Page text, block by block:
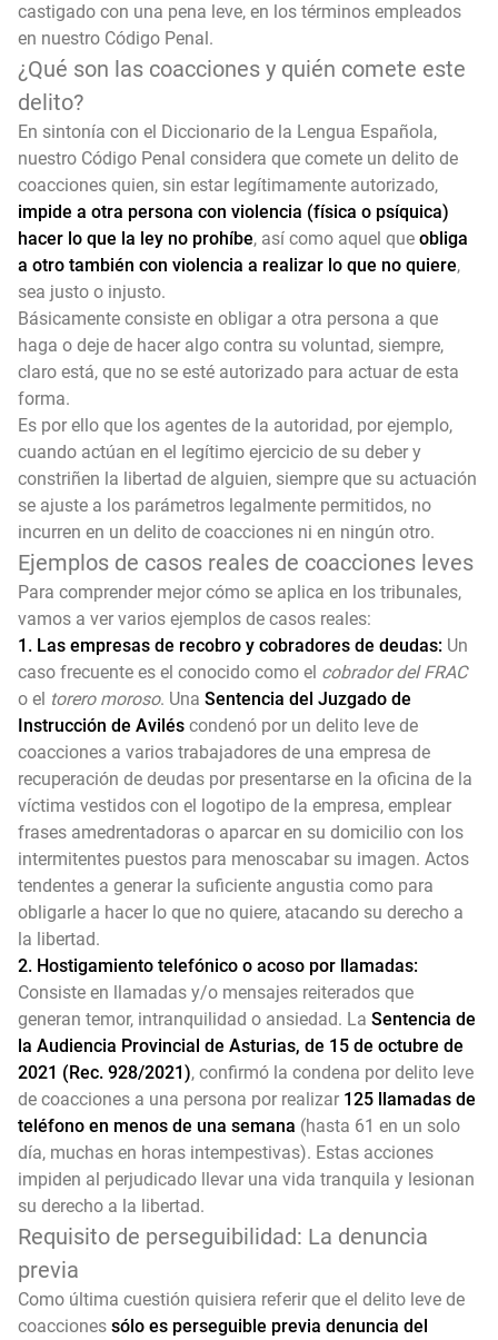
castigado con una pena leve, en los términos empleados
en nuestro Código Penal.
¿Qué son las coacciones y quién comete este
delito?
En sintonía con el Diccionario de la Lengua Española,
nuestro Código Penal considera que comete un delito de
coacciones quien, sin estar legítimamente autorizado,
impide a otra persona con violencia (física o psíquica)
hacer lo que la ley no prohíbe, así como aquel que obliga
a otro también con violencia a realizar lo que no quiere,
sea justo o injusto.
Básicamente consiste en obligar a otra persona a que
haga o deje de hacer algo contra su voluntad, siempre,
claro está, que no se esté autorizado para actuar de esta
forma.
Es por ello que los agentes de la autoridad, por ejemplo,
cuando actúan en el legítimo ejercicio de su deber y
constriñen la libertad de alguien, siempre que su actuación
se ajuste a los parámetros legalmente permitidos, no
incurren en un delito de coacciones ni en ningún otro.
Ejemplos de casos reales de coacciones leves
Para comprender mejor cómo se aplica en los tribunales,
vamos a ver varios ejemplos de casos reales:
1. Las empresas de recobro y cobradores de deudas: Un
caso frecuente es el conocido como el cobrador del FRAC
o el torero moroso. Una Sentencia del Juzgado de
Instrucción de Avilés condenó por un delito leve de
coacciones a varios trabajadores de una empresa de
recuperación de deudas por presentarse en la oficina de la
víctima vestidos con el logotipo de la empresa, emplear
frases amedrentadoras o aparcar en su domicilio con los
intermitentes puestos para menoscabar su imagen. Actos
tendentes a generar la suficiente angustia como para
obligarle a hacer lo que no quiere, atacando su derecho a
la libertad.
2. Hostigamiento telefónico o acoso por llamadas:
Consiste en llamadas y/o mensajes reiterados que
generan temor, intranquilidad o ansiedad. La Sentencia de
la Audiencia Provincial de Asturias, de 15 de octubre de
2021 (Rec. 928/2021), confirmó la condena por delito leve
de coacciones a una persona por realizar 125 llamadas de
teléfono en menos de una semana (hasta 61 en un solo
día, muchas en horas intempestivas). Estas acciones
impiden al perjudicado llevar una vida tranquila y lesionan
su derecho a la libertad.
Requisito de perseguibilidad: La denuncia
previa
Como última cuestión quisiera referir que el delito leve de
coacciones sólo es perseguible previa denuncia del